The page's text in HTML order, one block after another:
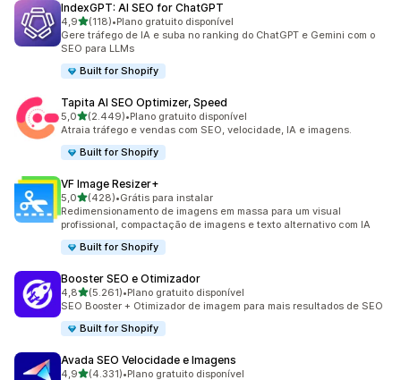
IndexGPT: AI SEO for ChatGPT
4,9de 5 estrelas
(118)
118 avaliações ao todo
•Plano gratuito disponível
Gere tráfego de IA e suba no ranking do ChatGPT e Gemini com o
SEO para LLMs
Built for Shopify
Tapita AI SEO Optimizer, Speed
5,0de 5 estrelas
(2.449)
2449 avaliações ao todo
•Plano gratuito disponível
Atraia tráfego e vendas com SEO, velocidade, IA e imagens.
Built for Shopify
VF Image Resizer+
5,0de 5 estrelas
(428)
428 avaliações ao todo
•Grátis para instalar
Redimensionamento de imagens em massa para um visual
profissional, compactação de imagens e texto alternativo com IA
Built for Shopify
Booster SEO e Otimizador
4,8de 5 estrelas
(5.261)
5261 avaliações ao todo
•Plano gratuito disponível
SEO Booster + Otimizador de imagem para mais resultados de SEO
Built for Shopify
Avada SEO Velocidade e Imagens
4,9de 5 estrelas
(4.331)•Plano gratuito disponível